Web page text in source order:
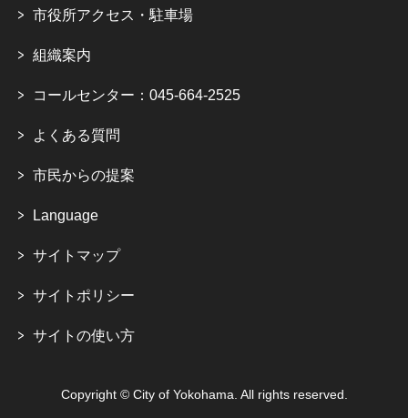
市役所アクセス・駐車場
組織案内
コールセンター：045-664-2525
よくある質問
市民からの提案
Language
サイトマップ
サイトポリシー
サイトの使い方
Copyright © City of Yokohama. All rights reserved.